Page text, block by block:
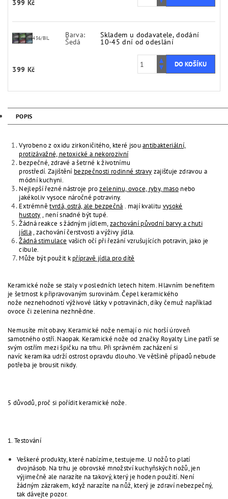
399 Kč
436/BIL Barva:
Šedá
Skladem u dodavatele, dodání
10-45 dní od odeslání
399 Kč
POPIS
Vyrobeno z oxidu zirkoničitého, které jsouantibakteriální,
protizávažné, netoxické a nekorozivní
bezpečné, zdravé a šetrné k životnímu
prostředí. Zajištění bezpečnosti rodinné stravy zajišťuje zdravou a
módní kuchyni.
Nejlepší řezné nástroje prozeleninu, ovoce, ryby, maso nebo
jakékoliv vysoce náročné potraviny.
Extrémnětvrdá, ostrá, ale bezpečná . mají kvalitu vysoké
hustoty , není snadné být tupé.
Žádná reakce s žádným jídlem, zachování původní barvy a chuti
jídla , zachování čerstvosti a výživy jídla.
Žádná stimulace vašich očí při řezání vzrušujících potravin, jako je
cibule.
Může být použit k přípravě jídla pro dítě
Keramické nože se staly v posledních letech hitem. Hlavním benefitem
je šetrnost k připravovaným surovinám. Čepel keramického
nože neznehodnotí výživové látky v potravinách, díky čemuž například
ovoce či zelenina nezhnědne.
Nemusíte mít obavy. Keramické nože nemají o nic horší úroveň
samotného ostří. Naopak. Keramické nože od značky Royalty Line patří se
svým ostřím mezi špičku na trhu. Při správném zacházení si
navíc keramika udrží ostrost opravdu dlouho. Ve většině případů nebude
potřeba je brousit nikdy.
5 důvodů, proč si pořídit keramické nože.
1. Testování
Veškeré produkty, které nabízíme, testujeme. U nožů to platí
dvojnásob. Na trhu je obrovské množství kuchyňských nožů, jen
výjimečně ale narazíte na takový, který je hoden použití. Není
žádným zázrakem, když narazíte na nůž, který je zdraví nebezpečný,
tak dávejte pozor.